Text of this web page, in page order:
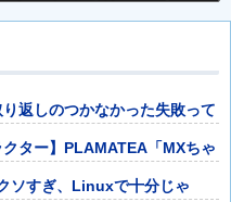
返しのつかなかった失敗って
クター】PLAMATEA「MXちゃ
ソすぎ、Linuxで十分じゃ